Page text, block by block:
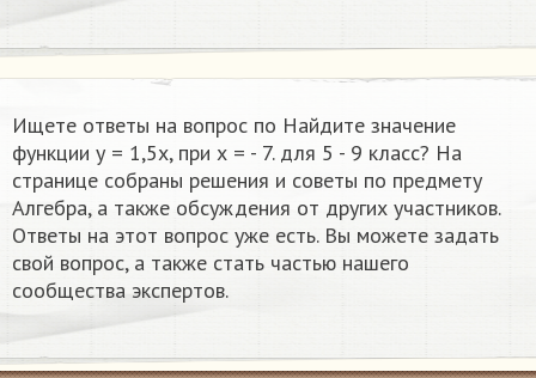
Ищете ответы на вопрос по Найдите значение
функции у = 1,5х, при х = - 7. для 5 - 9 класс? На
странице собраны решения и советы по предмету
Алгебра, а также обсуждения от других участников.
Ответы на этот вопрос уже есть. Вы можете задать
свой вопрос, а также стать частью нашего
сообщества экспертов.